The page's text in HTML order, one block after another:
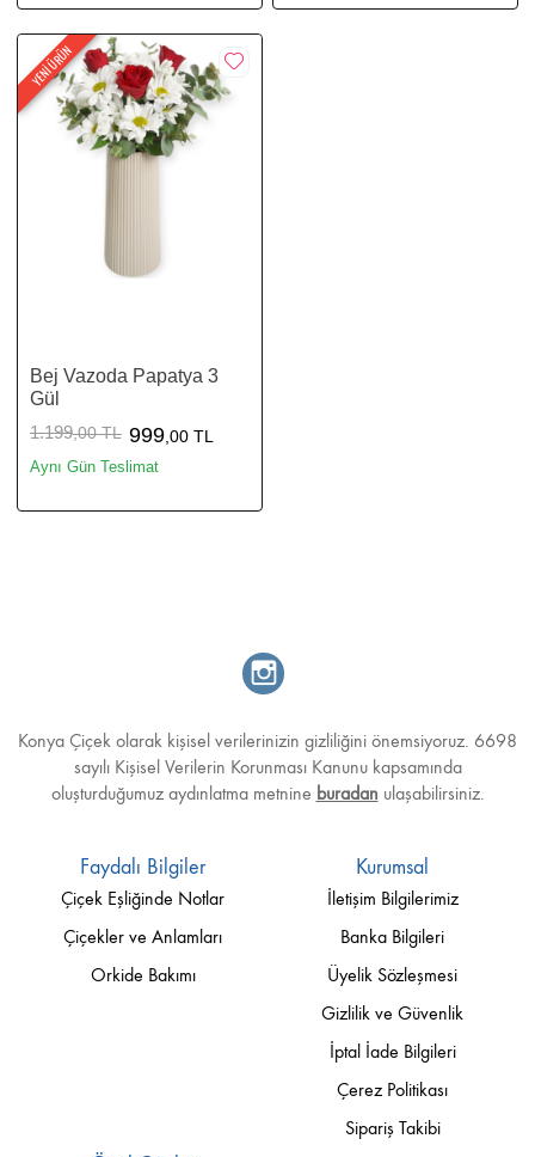
YENİ ÜRÜN
Bej Vazoda Papatya 3
Gül
1.199,00 TL 999 ,00 TL
Aynı Gün Teslimat
Konya Çiçek olarak kişisel verilerinizin gizliliğini önemsiyoruz. 6698
sayılı Kişisel Verilerin Korunması Kanunu kapsamında
oluşturduğumuz aydınlatma metnine buradan ulaşabilirsiniz.
Faydalı Bilgiler
Çiçek Eşliğinde Notlar
Çiçekler ve Anlamları
Orkide Bakımı
Kurumsal
İletişim Bilgilerimiz
Banka Bilgileri
Üyelik Sözleşmesi
Gizlilik ve Güvenlik
İptal İade Bilgileri
Çerez Politikası
Sipariş Takibi